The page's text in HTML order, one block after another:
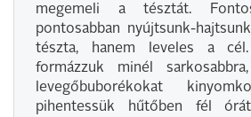
megemeli a tésztát.
pontosabban nyújtsunk-
tészta, hanem leveles a
formázzuk minél
levegőbuborékokat
pihentessük hűtőben fél